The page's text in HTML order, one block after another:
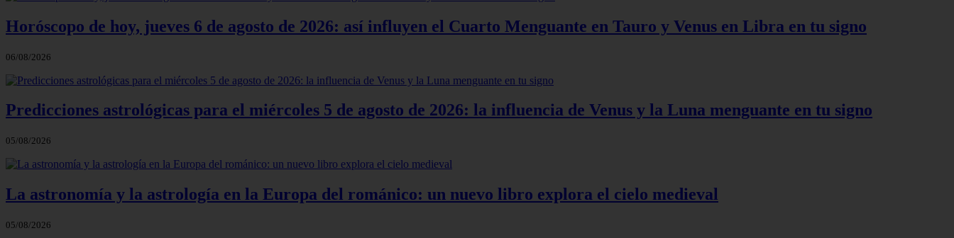
Horóscopo de hoy, jueves 6 de agosto de 2026: así influyen el Cuarto Menguante en Tauro y Venus en Libra en tu signo
06/08/2026
Predicciones astrológicas para el miércoles 5 de agosto de 2026: la influencia de Venus y la Luna menguante en tu signo
05/08/2026
La astronomía y la astrología en la Europa del románico: un nuevo libro explora el cielo medieval
05/08/2026